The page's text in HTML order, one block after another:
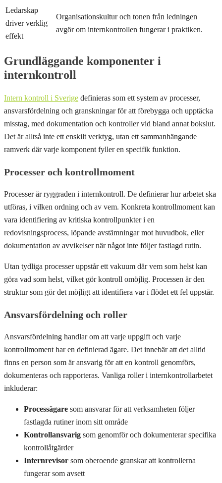
Ledarskap
driver verklig
effekt
Organisationskultur och tonen från ledningen
avgör om internkontrollen fungerar i praktiken.
Grundläggande komponenter i
internkontroll
Intern kontroll i Sverige definieras som ett system av processer,
ansvarsfördelning och granskningar för att förebygga och upptäcka
misstag, med dokumentation och kontroller vid bland annat bokslut.
Det är alltså inte ett enskilt verktyg, utan ett sammanhängande
ramverk där varje komponent fyller en specifik funktion.
Processer och kontrollmoment
Processer är ryggraden i internkontroll. De definierar hur arbetet ska
utföras, i vilken ordning och av vem. Konkreta kontrollmoment kan
vara identifiering av kritiska kontrollpunkter i en
redovisningsprocess, löpande avstämningar mot huvudbok, eller
dokumentation av avvikelser när något inte följer fastlagd rutin.
Utan tydliga processer uppstår ett vakuum där vem som helst kan
göra vad som helst, vilket gör kontroll omöjlig. Processen är den
struktur som gör det möjligt att identifiera var i flödet ett fel uppstår.
Ansvarsfördelning och roller
Ansvarsfördelning handlar om att varje uppgift och varje
kontrollmoment har en definierad ägare. Det innebär att det alltid
finns en person som är ansvarig för att en kontroll genomförs,
dokumenteras och rapporteras. Vanliga roller i internkontrollarbetet
inkluderar:
Processägare som ansvarar för att verksamheten följer
fastlagda rutiner inom sitt område
Kontrollansvarig som genomför och dokumenterar specifika
kontrollåtgärder
Internrevisor som oberoende granskar att kontrollerna
fungerar som avsett